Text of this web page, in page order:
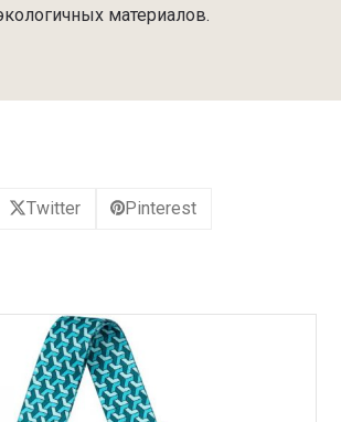
материалов.
Twitter Pinterest